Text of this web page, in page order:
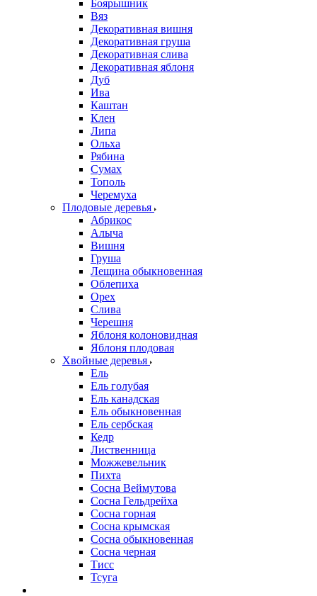
Боярышник
Вяз
Декоративная вишня
Декоративная груша
Декоративная слива
Декоративная яблоня
Дуб
Ива
Каштан
Клен
Липа
Ольха
Рябина
Сумах
Тополь
Черемуха
Плодовые деревья
Абрикос
Алыча
Вишня
Груша
Лещина обыкновенная
Облепиха
Орех
Слива
Черешня
Яблоня колоновидная
Яблоня плодовая
Хвойные деревья
Ель
Ель голубая
Ель канадская
Ель обыкновенная
Ель сербская
Кедр
Лиственница
Можжевельник
Пихта
Сосна Веймутова
Сосна Гельдрейха
Сосна горная
Сосна крымская
Сосна обыкновенная
Сосна черная
Тисс
Тсуга